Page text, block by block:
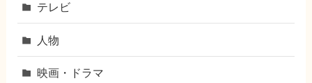
テレビ
人物
映画・ドラマ